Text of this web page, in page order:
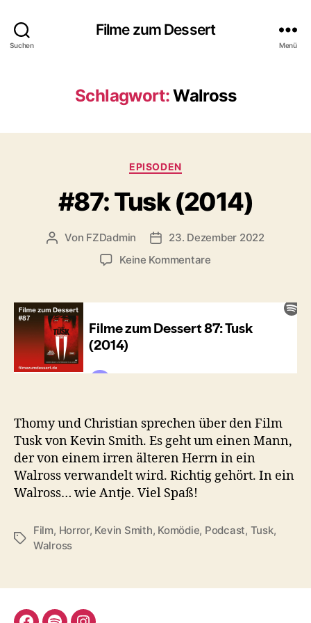
Suchen
Filme zum Dessert
Menü
Schlagwort:Walross
Kategorien
EPISODEN
#87: Tusk (2014)
Beitragsautor
Von FZDadmin Veröffentlichungsdatum
23. Dezember 2022
Keine Kommentarezu
(2014)
Thomy und Christian sprechen über den Film
Tusk von Kevin Smith. Es geht um einen Mann,
der von einem irren älteren Herrn in ein
Walross verwandelt wird. Richtig gehört. In ein
Walross… wie Antje. Viel Spaß!
Schlagwörter
Film, Horror, Kevin Smith, Komödie, Podcast, Tusk,
Walross